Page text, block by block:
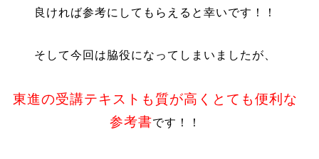
良ければ参考にしてもらえると幸いです！！
そして今回は脇役になってしまいましたが、
東進の受講テキストも質が高くとても便利な
参考書です！！